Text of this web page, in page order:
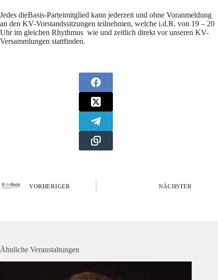
Jedes dieBasis-Parteimitglied kann jederzeit und ohne Voranmeldung
an den KV-Vorstandssitzungen teilnehmen, welche i.d.R. von 19 – 20
Uhr im gleichen Rhythmus wie und zeitlich direkt vor unseren KV-
Versammlungen stattfinden.
VORHERIGER NÄCHSTER
Ähnliche Veranstaltungen